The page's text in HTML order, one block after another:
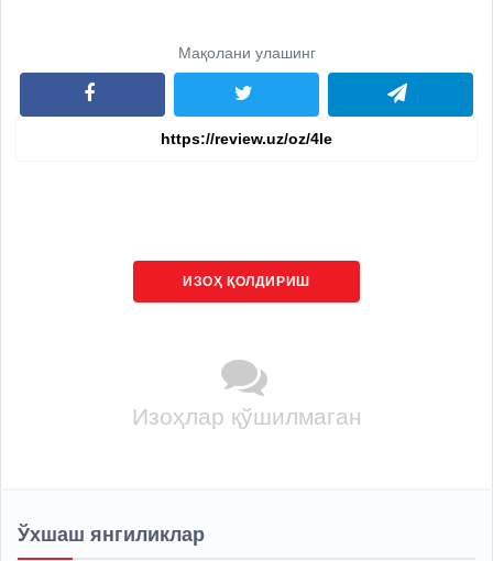
Мақолани улашинг
ИЗОҲ ҚОЛДИРИШ
Изоҳлар қўшилмаган
Ўхшаш янгиликлар